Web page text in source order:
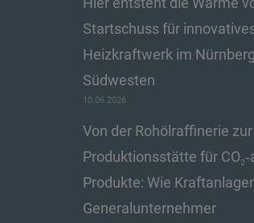
Startschuss für
Heizkraftwerk im
Südwesten
10.06.2026
Von der Rohölraffinerie zur
Produktionsstätte für
Produkte: Wie
Generalunternehmer